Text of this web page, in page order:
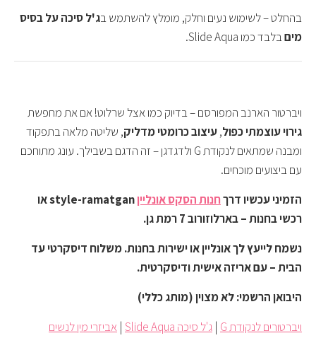
בהחלט – לשימוש נעים וחלק, מומלץ להשתמש בג'ל סיכה על בסיס
מיםבלבד כמו Slide Aqua.
ויברטור הארנב המפורסם – בדיוק כמו אצל שרלוט! אם את מחפשת
גירוי עוצמתי כפול,עיצוב כרומטי מדליק, שליטה מלאה בתפקוד
ומבנה שמתאים לנקודת G ולדגדגן – זה הדגם בשבילך. עונג מתוחכם
עם ביצועים מוכחים.
הזמיני עכשיו דרךחנות הסקס אונליין
style-ramatgan או
רכשי בחנות – בארלוזורוב 7 רמת גן.
נשמח לייעץ לך אונליין או ישירות בחנות. משלוח דיסקרטי עד
הבית – עם אריזה אישית ודיסקרטית.
היבואן הרשמי: לא מצוין (מותג כללי)
ויברטורים לנקודת G
| ג'ל סיכה Slide Aqua | אביזרי מין לנשים